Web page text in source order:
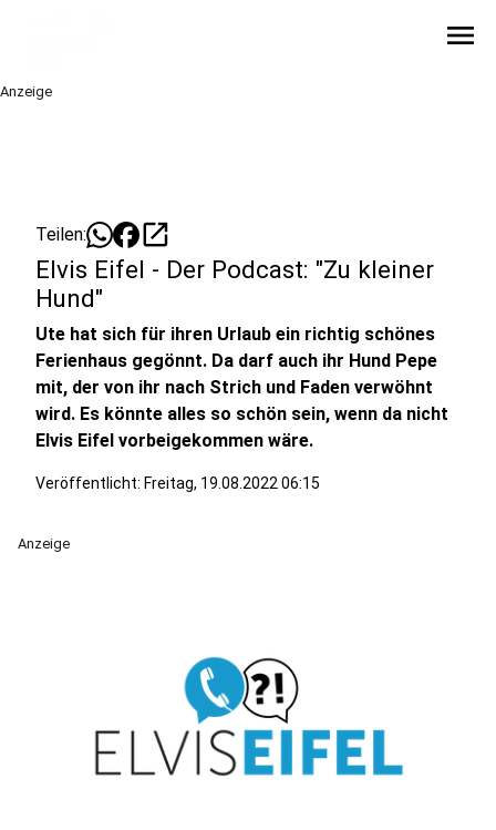
menu
Anzeige
Teilen: open_in_new
Elvis Eifel - Der Podcast: "Zu kleiner
Hund"
Ute hat sich für ihren Urlaub ein richtig schönes
Ferienhaus gegönnt. Da darf auch ihr Hund Pepe
mit, der von ihr nach Strich und Faden verwöhnt
wird. Es könnte alles so schön sein, wenn da nicht
Elvis Eifel vorbeigekommen wäre.
Veröffentlicht: Freitag, 19.08.2022 06:15
Anzeige